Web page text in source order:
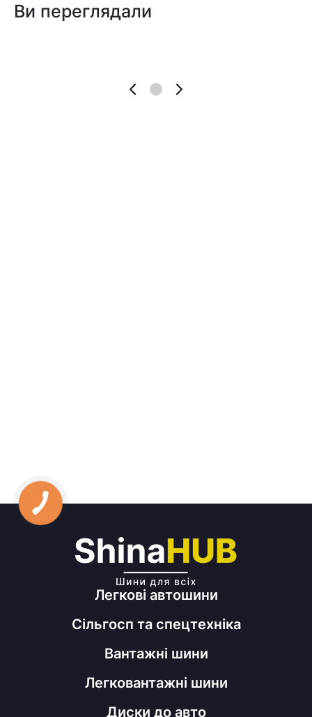
Ви переглядали
Легкові автошини
Сільгосп та спецтехніка
Вантажні шини
Легковантажні шини
Диски до авто